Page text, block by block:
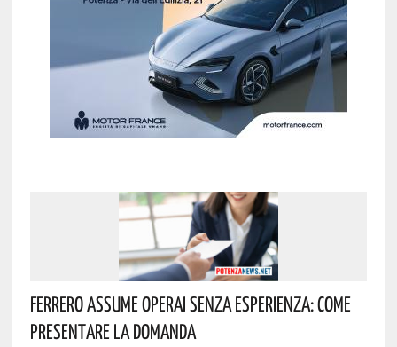
Ferrero Assume Operai Senza Esperienza: Come
Presentare La Domanda